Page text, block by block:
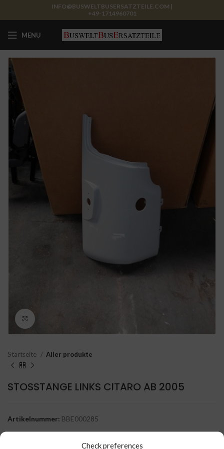
Check preferences
INFO@BUSWELTBUSERSATZTEILE.COM |
+49-1714960701
MENU
Startseite Aller produkte
STOSSTANGE LINKS CITARO AB 2005
Artikelnummer: BBE000285
Kategorie:Aller produkte